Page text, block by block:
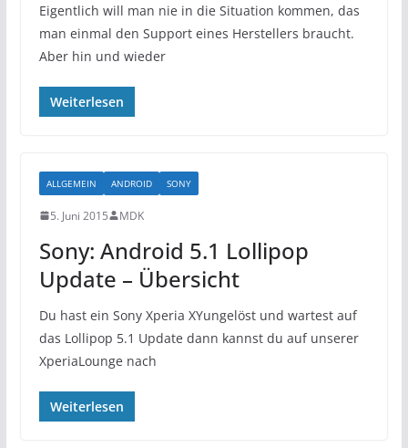
Eigentlich will man nie in die Situation kommen, das
man einmal den Support eines Herstellers braucht.
Aber hin und wieder
Weiterlesen
ALLGEMEIN ANDROID SONY
5. Juni 2015 MDK
Sony: Android 5.1 Lollipop
Update – Übersicht
Du hast ein Sony Xperia XYungelöst und wartest auf
das Lollipop 5.1 Update dann kannst du auf unserer
XperiaLounge nach
Weiterlesen